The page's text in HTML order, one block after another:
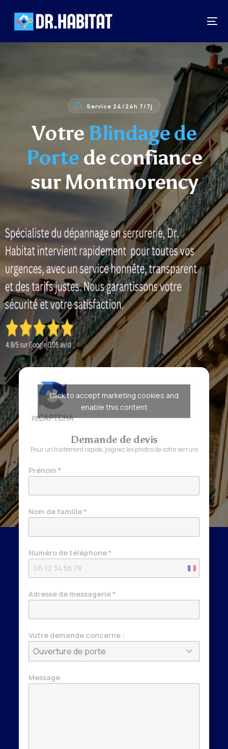
Service 24/24h 7/7j
Votre Blindage de
Porte de confiance
sur Montmorency
Click to accept marketing cookies and
enable this content
Demande de devis
Pour un traitement rapide, joignez les photos de votre serrure
Prénom*
Nom de famille*
Numéro de téléphone*
France
Adresse de messagerie*
Votre demande concerne :
Ouverture de porte
Message